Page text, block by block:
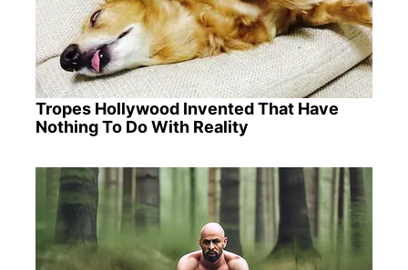
Tropes Hollywood Invented That Have
Nothing To Do With Reality